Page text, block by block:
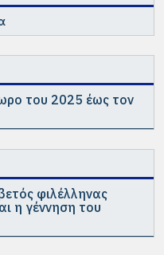
του 2025 έως τον
φιλέλληνας
η γέννηση του